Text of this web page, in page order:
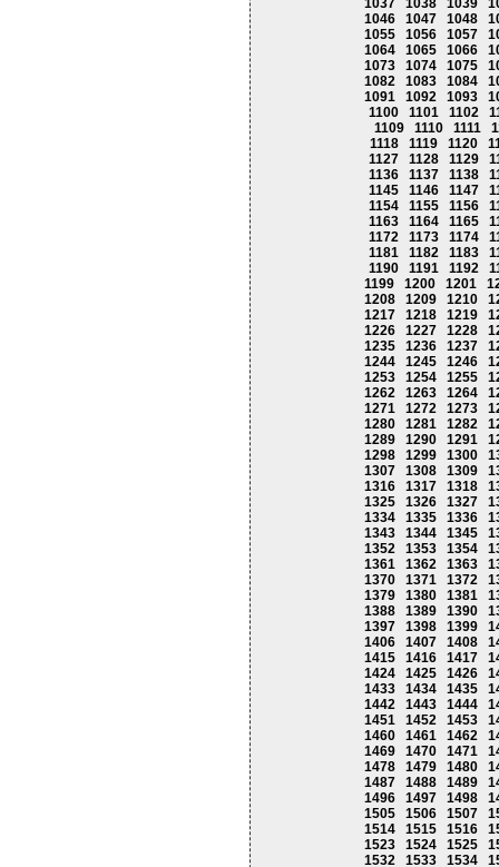
1037
1038 1039
1046
1047 1048
1055
1056 1057
1064
1065 1066
1073
1074 1075
1082
1083 1084
1091
1092 1093
1100
1101 1102
1109
1110 1111
1118
1119 1120
1127
1128 1129
1136
1137 1138
1145
1146 1147
1154
1155 1156
1163
1164 1165
1172
1173 1174
1181
1182 1183
1190
1191 1192
1199
1200 1201
1208
1209 1210
1217
1218 1219
1226
1227 1228
1235
1236 1237
1244
1245 1246
1253
1254 1255
1262
1263 1264
1271
1272 1273
1280
1281 1282
1289
1290 1291
1298
1299 1300
1307
1308 1309
1316
1317 1318
1325
1326 1327
1334
1335 1336
1343
1344 1345
1352
1353 1354
1361
1362 1363
1370
1371 1372
1379
1380 1381
1388
1389 1390
1397
1398 1399
1406
1407 1408
1415
1416 1417
1424
1425 1426
1433
1434 1435
1442
1443 1444
1451
1452 1453
1460
1461 1462
1469
1470 1471
1478
1479 1480
1487
1488 1489
1496
1497 1498
1505
1506 1507
1514
1515 1516
1523
1524 1525
1532
1533 1534